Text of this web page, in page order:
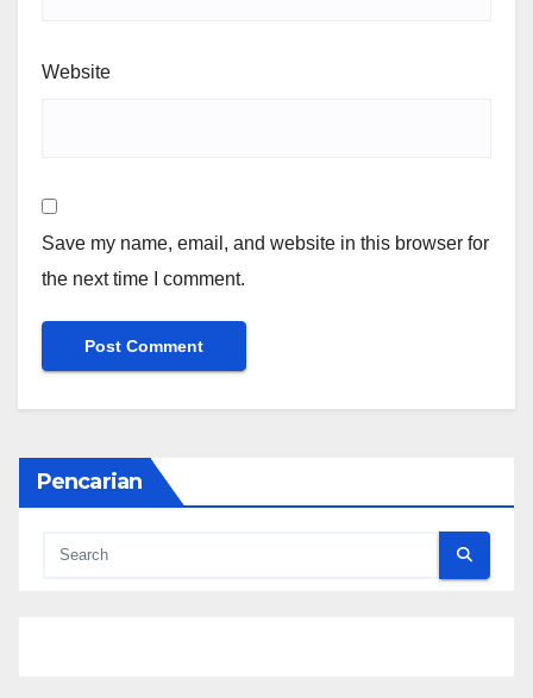
Website
Save my name, email, and website in this browser for
the next time I comment.
Pencarian